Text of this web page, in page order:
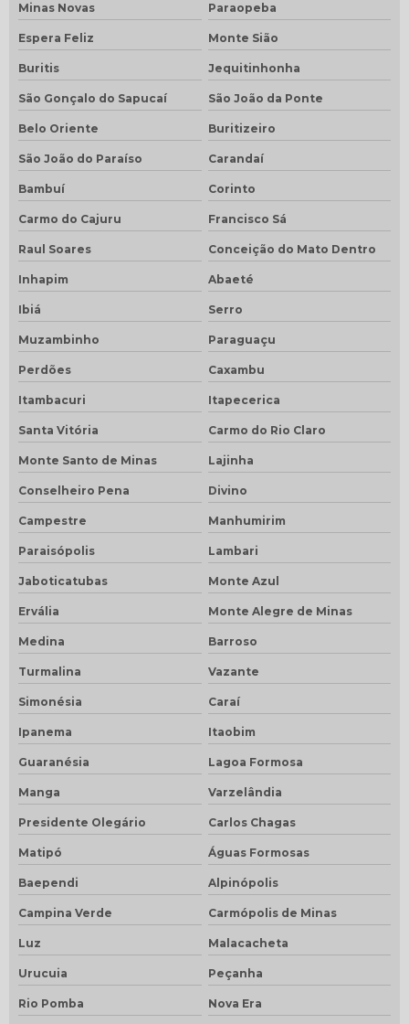
Minas Novas Paraopeba
Espera Feliz Monte Sião
Buritis Jequitinhonha
São Gonçalo do Sapucaí São João da Ponte
Belo Oriente Buritizeiro
São João do Paraíso Carandaí
Bambuí Corinto
Carmo do Cajuru Francisco Sá
Raul Soares Conceição do Mato Dentro
Inhapim Abaeté
Ibiá Serro
Muzambinho Paraguaçu
Perdões Caxambu
Itambacuri Itapecerica
Santa Vitória Carmo do Rio Claro
Monte Santo de Minas Lajinha
Conselheiro Pena Divino
Campestre Manhumirim
Paraisópolis Lambari
Jaboticatubas Monte Azul
Ervália Monte Alegre de Minas
Medina Barroso
Turmalina Vazante
Simonésia Caraí
Ipanema Itaobim
Guaranésia Lagoa Formosa
Manga Varzelândia
Presidente Olegário Carlos Chagas
Matipó Águas Formosas
Baependi Alpinópolis
Campina Verde Carmópolis de Minas
Luz Malacacheta
Urucuia Peçanha
Rio Pomba Nova Era